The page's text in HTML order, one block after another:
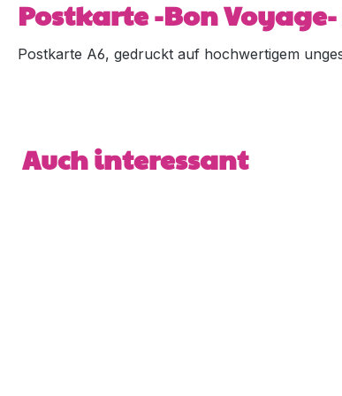
Postkarte -Bon
Postkarte A6, gedruckt auf hochwertigem
Produktgalerie überspringen
Auch interessant